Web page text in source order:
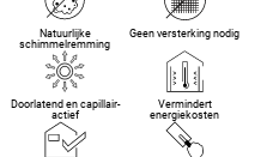
Natuurlijke
schimmelremming
Geen versterking nodig
Doorlatend en capillair-
actief
Vermindert
energiekosten